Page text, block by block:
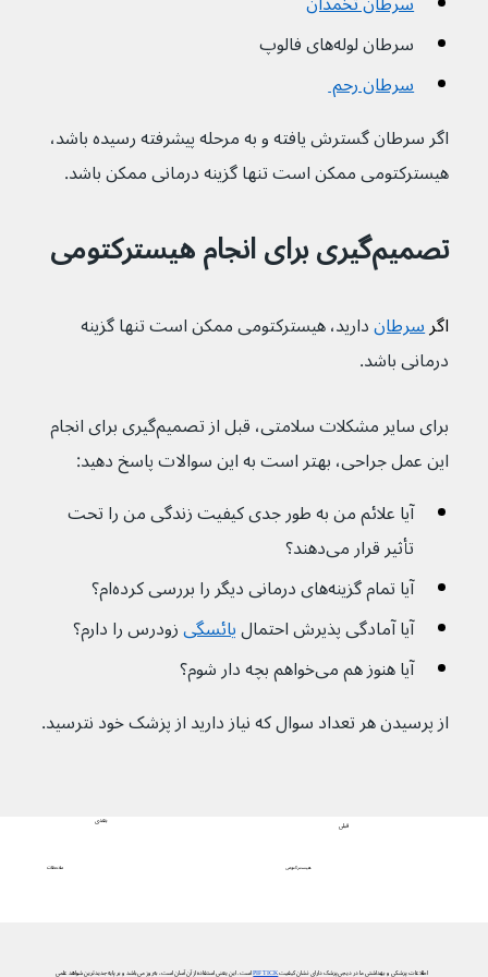
سرطان لوله‌‌های فالوپ
سرطان رحم
اگر سرطان گسترش یافته و به مرحله پیشرفته رسیده باشد،
هیسترکتومی ممکن است تنها گزینه درمانی ممکن باشد.
تصمیم‌گیری برای انجام هیسترکتومی
اگر سرطاندارید، هیسترکتومی ممکن است تنها گزینه
درمانی باشد.
برای سایر مشکلات سلامتی، قبل از تصمیم‌گیری برای انجام
این عمل جراحی، بهتر است به این سوالات پاسخ دهید:
آیا علائم من به طور جدی کیفیت زندگی من را تحت
تأثیر قرار می‌دهند؟
آیا تمام گزینه‌های درمانی دیگر را بررسی کرده‌ام؟
آیا آمادگی پذیرش احتمال یائسگی زودرس را دارم؟
آیا هنوز هم می‌خواهم بچه دار شوم؟
از پرسیدن هر تعداد سوال که نیاز دارید از پزشک خود نترسید.
ملاحظات
بعدی
هیسترکتومی
قبلی
اطلاعات پزشکی و بهداشتی ما در دیجی‌پزشک دارای نشان کیفیتPIF TICKاست. این یعنی استفاده از آن آسان است، به‌روز می‌باشد و بر پایه جدیدترین شواهد علمی